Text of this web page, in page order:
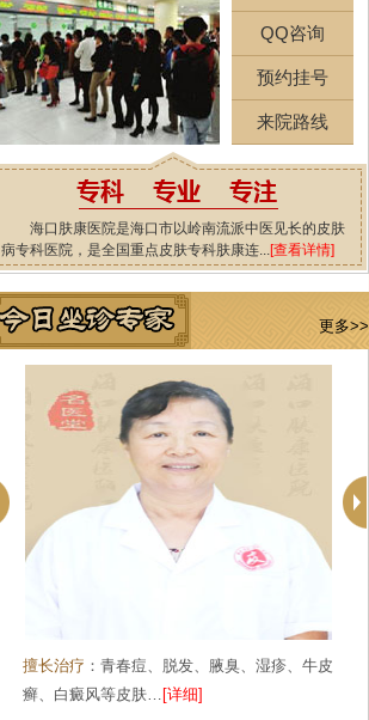
QQ咨询
预约挂号
来院路线
海口肤康医院是海口市以岭南流派中医见长的皮肤
病专科医院，是全国重点皮肤专科肤康连...[查看详情]
更多>>
擅长治疗 ：青春痘、脱发、腋臭、湿疹、牛皮
癣、白癜风等皮肤… [详细]